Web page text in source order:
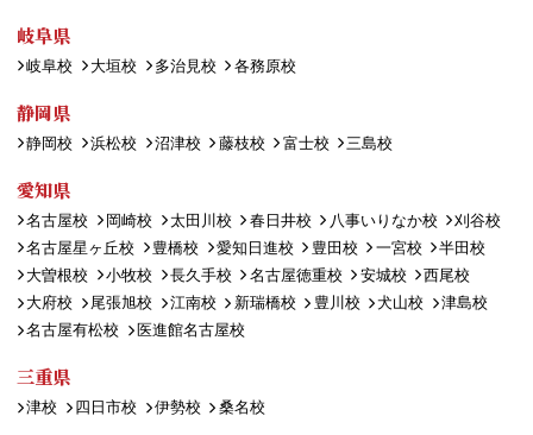
岐阜県
岐阜校 大垣校 多治見校 各務原校
静岡県
静岡校 浜松校 沼津校 藤枝校 富士校 三島校
愛知県
名古屋校 岡崎校 太田川校 春日井校 八事いりなか校
刈谷校
名古屋星ヶ丘校
豊橋校 愛知日進校 豊田校 一宮校
半田校
大曽根校
小牧校 長久手校 名古屋徳重校 安城校
西尾校
大府校
尾張旭校 江南校 新瑞橋校 豊川校 犬山校
津島校
名古屋有松校
医進館名古屋校
三重県
津校 四日市校 伊勢校 桑名校